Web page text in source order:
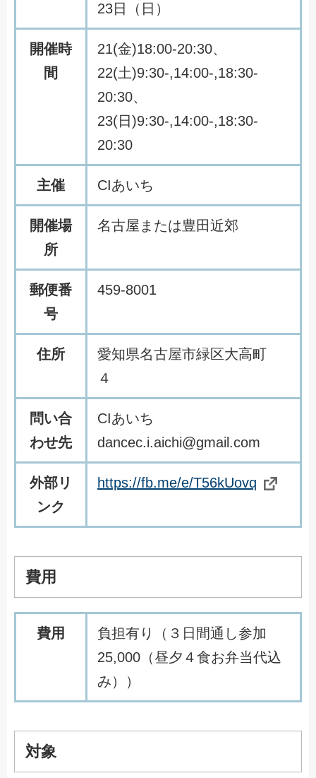
23日（日）
開催時
間
21(金)18:00-20:30、
22(土)9:30-,14:00-,18:30-
20:30、
23(日)9:30-,14:00-,18:30-
20:30
主催 CIあいち
開催場
所
名古屋または豊田近郊
郵便番
号
459-8001
住所
愛知県名古屋市緑区大高町
４
問い合
わせ先
CIあいち
dancec.i.aichi@gmail.com
外部リ
ンク
https://fb.me/e/T56kUovq
費用
費用
負担有り（３日間通し参加
25,000（昼夕４食お弁当代込
み））
対象